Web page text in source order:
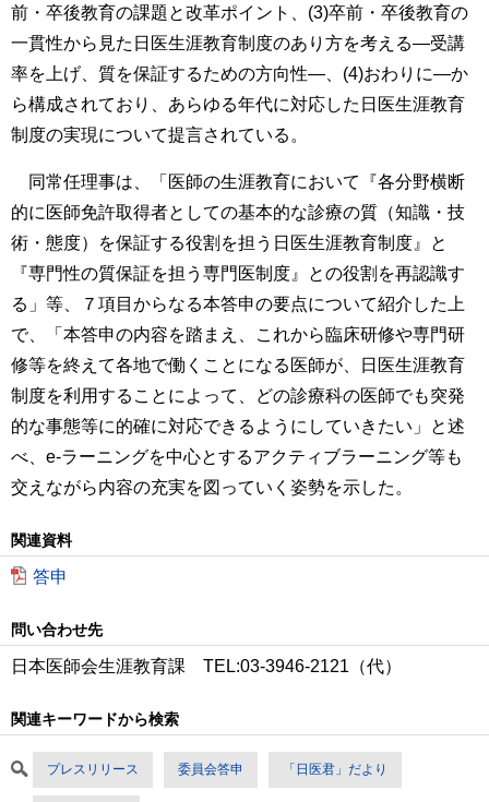
前・卒後教育の課題と改革ポイント、(3)卒前・卒後教育の
一貫性から見た日医生涯教育制度のあり方を考える―受講
率を上げ、質を保証するための方向性―、(4)おわりに―か
ら構成されており、あらゆる年代に対応した日医生涯教育
制度の実現について提言されている。
同常任理事は、「医師の生涯教育において『各分野横断
的に医師免許取得者としての基本的な診療の質（知識・技
術・態度）を保証する役割を担う日医生涯教育制度』と
『専門性の質保証を担う専門医制度』との役割を再認識す
る」等、７項目からなる本答申の要点について紹介した上
で、「本答申の内容を踏まえ、これから臨床研修や専門研
修等を終えて各地で働くことになる医師が、日医生涯教育
制度を利用することによって、どの診療科の医師でも突発
的な事態等に的確に対応できるようにしていきたい」と述
べ、e-ラーニングを中心とするアクティブラーニング等も
交えながら内容の充実を図っていく姿勢を示した。
関連資料
答申
問い合わせ先
日本医師会生涯教育課 TEL:03-3946-2121（代）
関連キーワードから検索
プレスリリース 委員会答申 「日医君」だより